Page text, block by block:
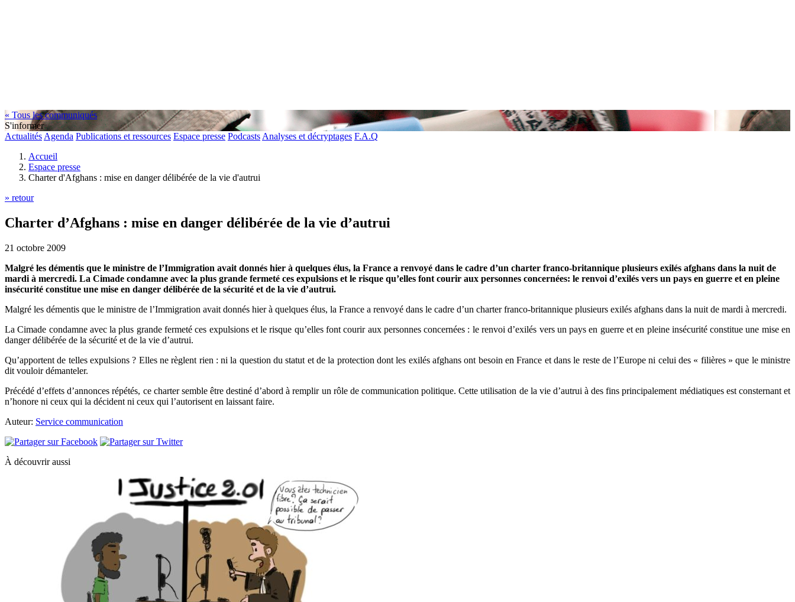
« Tous les communiqués
S'informer
Actualités Agenda Publications et ressources Espace presse Podcasts Analyses et décryptages F.A.Q
Accueil
Espace presse
Charter d'Afghans : mise en danger délibérée de la vie d'autrui
» retour
Charter d’Afghans : mise en danger délibérée de la vie d’autrui
21 octobre 2009
Malgré les démentis que le ministre de l’Immigration avait donnés hier à quelques élus, la France a renvoyé dans le cadre d’un charter franco-britannique plusieurs exilés afghans dans la nuit de
mardi à mercredi. La Cimade condamne avec la plus grande fermeté ces expulsions et le risque qu’elles font courir aux personnes concernées: le renvoi d’exilés vers un pays en guerre et en pleine
insécurité constitue une mise en danger délibérée de la sécurité et de la vie d’autrui.
Malgré les démentis que le ministre de l’Immigration avait donnés hier à quelques élus, la France a renvoyé dans le cadre d’un charter franco-britannique plusieurs exilés afghans dans la nuit de mardi à mercredi.
La Cimade condamne avec la plus grande fermeté ces expulsions et le risque qu’elles font courir aux personnes concernées : le renvoi d’exilés vers un pays en guerre et en pleine insécurité constitue une mise en
danger délibérée de la sécurité et de la vie d’autrui.
Qu’apportent de telles expulsions ? Elles ne règlent rien : ni la question du statut et de la protection dont les exilés afghans ont besoin en France et dans le reste de l’Europe ni celui des « filières » que le ministre
dit vouloir démanteler.
Précédé d’effets d’annonces répétés, ce charter semble être destiné d’abord à remplir un rôle de communication politique. Cette utilisation de la vie d’autrui à des fins principalement médiatiques est consternant et
n’honore ni ceux qui la décident ni ceux qui l’autorisent en laissant faire.
Auteur: Service communication
À découvrir aussi